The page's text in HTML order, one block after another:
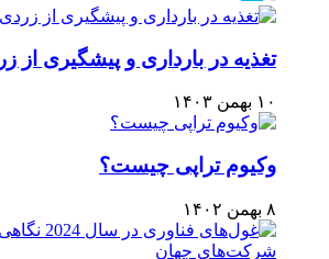
تغذیه در بارداری و پیشگیری از
۱۰ بهمن ۱۴۰۳
وکیوم تراپی چیست؟
۸ بهمن ۱۴۰۲